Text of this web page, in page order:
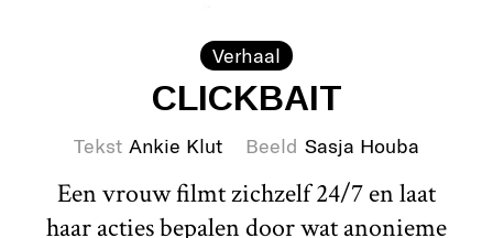
Verhaal
CLICKBAIT
Tekst Ankie Klut Beeld Sasja Houba
Een vrouw filmt zichzelf 24/7 en laat
haar acties bepalen door wat anonieme